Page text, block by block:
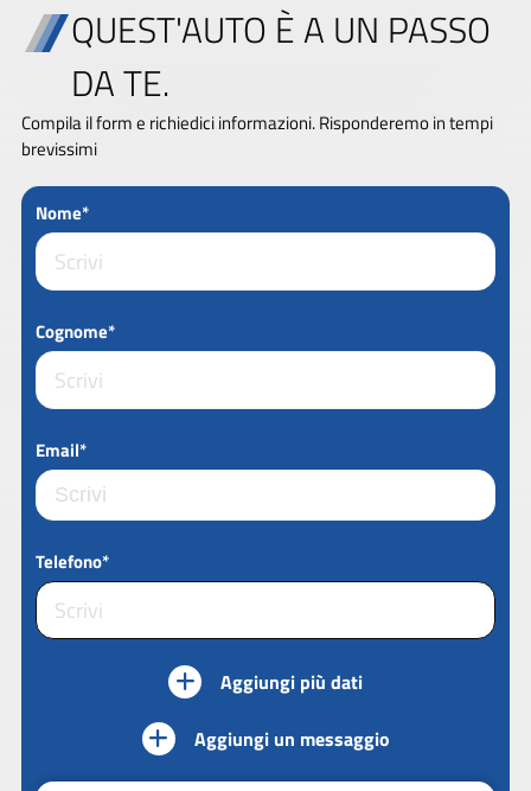
QUEST'AUTO È A UN PASSO
DA TE.
Compila il form e richiedici informazioni. Risponderemo in tempi
brevissimi
Nome*
Cognome*
Email*
Telefono*
Aggiungi più dati
Aggiungi un messaggio